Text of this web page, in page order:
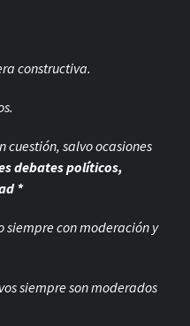
constructiva.
cuestión, salvo ocasiones
debates políticos,
*
siempre conmoderación y
siempre son moderados